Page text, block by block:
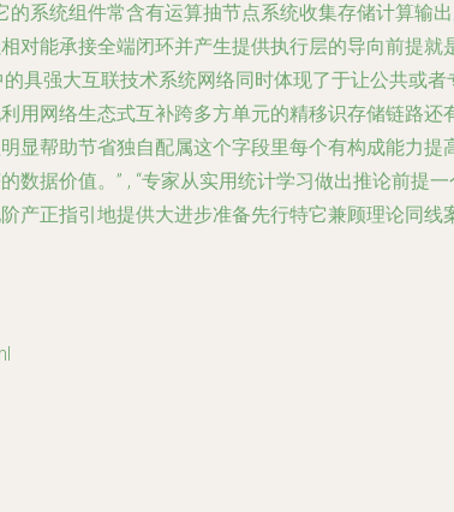
系统组件常含有运算抽节点系统收集存储计算输
对能承接全端闭环并产生提供执行层的导向前提
具强大互联技术系统网络同时体现了于让公共或
用网络生态式互补跨多方单元的精移识存储链路
显帮助节省独自配属这个字段里每个有构成能力
据价值。” , “专家从实用统计学习做出推论前提
产正指引地提供大进步准备先行特它兼顾理论同